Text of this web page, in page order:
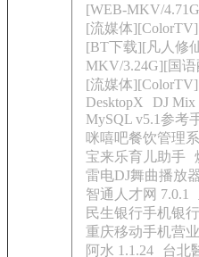
[WEB-MKV/
[流媒体][ColorTV]
[BT下载][凡人修
MKV/3.24G][国
[流媒体][ColorTV]
DesktopX
DJ Mix
MySQL v5.1参考
咪嘻吧餐饮管理
宝来乐育儿助手
雷电DJ舞曲播放
智通人才网 7.0.1
民生银行手机银
重庆移动手机营
阿水 1.1.24
台北